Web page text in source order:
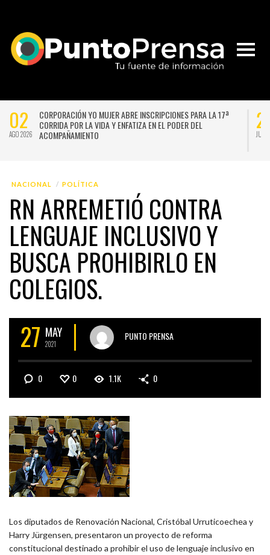
02
AGO 2026
CORPORACIÓN YO MUJER ABRE INSCRIPCIONES PARA LA 17ª
CORRIDA POR LA VIDA Y ENFATIZA EN EL PODER DEL
ACOMPAÑAMIENTO
JUL
NACIONAL POLÍTICA
RN ARREMETIÓ CONTRA
LENGUAJE INCLUSIVO Y
BUSCA PROHIBIRLO EN
COLEGIOS.
27 MAY
2021
PUNTO PRENSA
0 0 1.1K 0
Los diputados de Renovación Nacional, Cristóbal Urruticoechea y
Harry Jürgensen, presentaron un proyecto de reforma
constitucional destinado a prohibir el uso de lenguaje inclusivo en